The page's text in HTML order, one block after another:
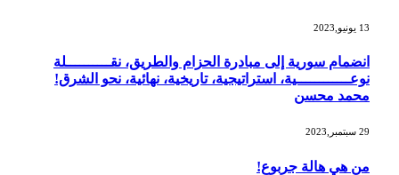
13 يونيو,2023
انضمام سورية إلى مبادرة الحزام والطريق، نقــــــــــلة
نوعــــــــــــية، استراتيجية، تاريخية، نهائية، نحو الشرق!
محمد محسن
29 سبتمبر,2023
من هي هالة جربوع!